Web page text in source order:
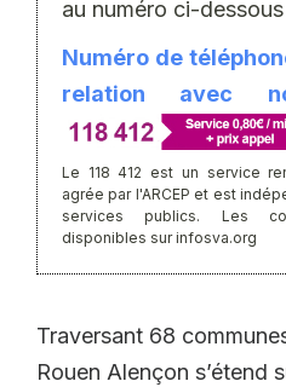
au numéro ci-dessous
Numéro de
relation avec
Le 118 412 est un service
agrée par l'ARCEP et est
services publics. Les
disponibles sur infosva.org
Traversant 68
Rouen Alençon s’étend